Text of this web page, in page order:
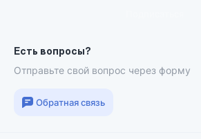
Есть вопросы?
Отправьте свой вопрос через форму
Обратная связь